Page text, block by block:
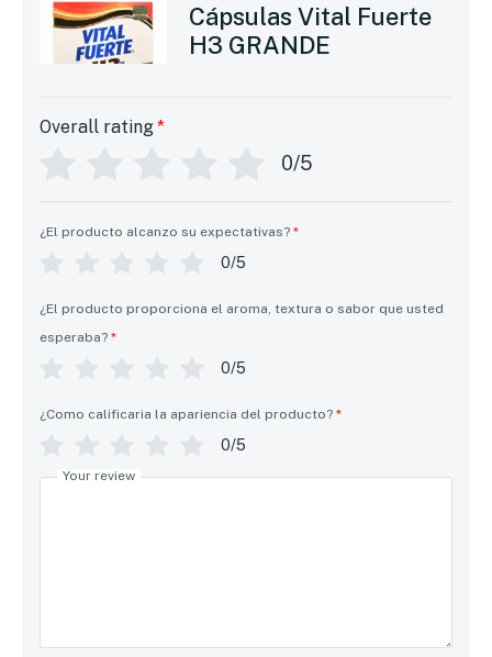
Cápsulas Vital Fuerte
H3 GRANDE
Overall rating*
0/5
¿El producto alcanzo su expectativas? *
0/5
¿El producto proporciona el aroma, textura o sabor que usted
esperaba? *
0/5
¿Como calificaria la apariencia del producto? *
0/5
Your review